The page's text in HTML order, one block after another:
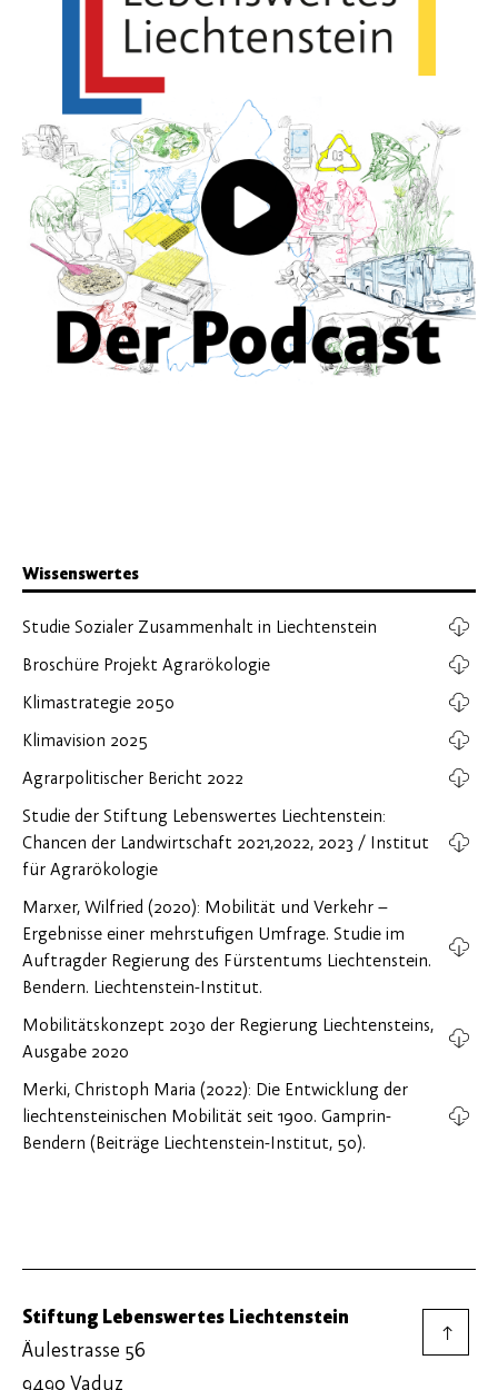
Wissenswertes
Studie Sozialer Zusammenhalt in Liechtenstein
Broschüre Projekt Agrarökologie
Klimastrategie 2050
Klimavision 2025
Agrarpolitischer Bericht 2022
Studie der Stiftung Lebenswertes Liechtenstein:
Chancen der Landwirtschaft 2021,2022, 2023 / Institut
für Agrarökologie
Marxer, Wilfried (2020): Mobilität und Verkehr –
Ergebnisse einer mehrstufigen Umfrage. Studie im
Auftragder Regierung des Fürstentums Liechtenstein.
Bendern. Liechtenstein-Institut.
Mobilitätskonzept 2030 der Regierung Liechtensteins,
Ausgabe 2020
Merki, Christoph Maria (2022): Die Entwicklung der
liechtensteinischen Mobilität seit 1900. Gamprin-
Bendern (Beiträge Liechtenstein-Institut, 50).
Stiftung Lebenswertes Liechtenstein
Äulestrasse 56
9490 Vaduz
→